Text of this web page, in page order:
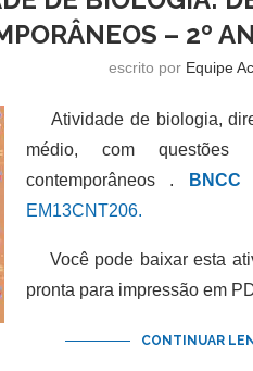
– 2º
escrito por Equipe
Atividade de biologia,
médio, com questões
contemporâneos .
BNCC
EM13CNT206.
Você pode baixar esta
pronta para impressão em
CONTINUAR